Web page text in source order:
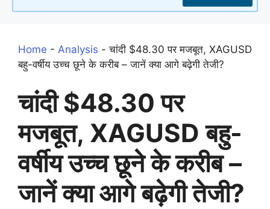
Home - Analysis -चांदी $48.30 पर मजबूत, XAGUSD
बहु-वर्षीय उच्च छूने के करीब – जानें क्या आगे बढ़ेगी तेजी?
चांदी $48.30 पर
मजबूत, XAGUSD बहु-
वर्षीय उच्च छूने के करीब –
जानें क्या आगे बढ़ेगी तेजी?